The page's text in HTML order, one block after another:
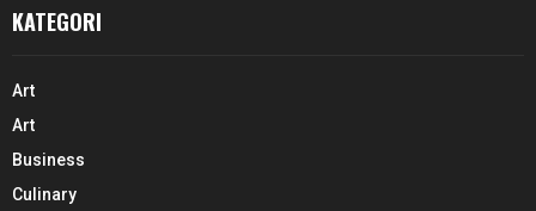
KATEGORI
Art
Art
Business
Culinary